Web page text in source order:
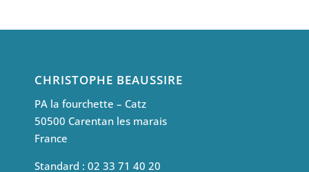
CHRISTOPHE BEAUSSIRE
PA la fourchette – Catz
50500 Carentan les marais
France
Standard : 02 33 71 40 20